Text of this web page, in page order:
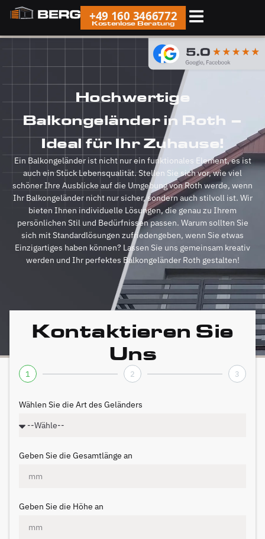
+49 160 3466772
Kostenlose Beratung
Hochwertige
Balkongeländer in Roth –
Ideal für Ihr Zuhause!
Ein Balkongeländer ist nicht nur ein funktionales Element, es ist
auch ein Stück Lebensqualität. Stellen Sie sich vor, wie viel
schöner Ihre Ausblicke auf die Umgebung von Roth werde, wenn
Ihr Balkongeländer nicht nur sicher, sondern auch stilvoll ist. Wir
bieten Ihnen individuelle Lösungen, die genau zu Ihrem
persönlichen Stil und Bedürfnissen passen. Warum sollten Sie
sich mit Standardlösungen zufriedengeben, wenn Sie etwas
Einzigartiges haben können? Lassen Sie uns gemeinsam kreativ
werden und Ihr perfektes Balkongeländer Roth gestalten!
Kontaktieren Sie
Uns
1 2 3
Wählen Sie die Art des Geländers
Geben Sie die Gesamtlänge an
Geben Sie die Höhe an